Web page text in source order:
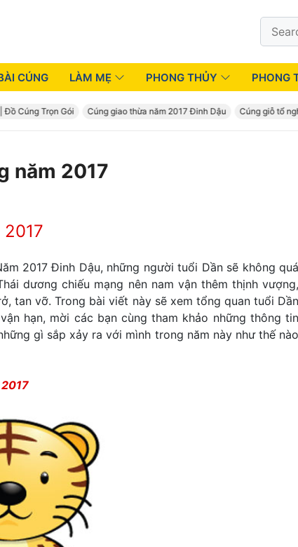
Search
for:
CÚNG LÀM MẸ PHONG THỦY PHONG
Trọn Gói Cúng giao thừa năm 2017 Đinh Dậu Cúng giỗ tổ nghề
năm 2017
2017 Đinh Dậu, những người tuổi Dần sẽ không quá
dương chiếu mạng nên nam vận thêm thịnh vượng,
tan vỡ. Trong bài viết này sẽ xem tổng quan tuổi Dần
hạn, mời các bạn cùng tham khảo những thông tin
gì sắp xảy ra với mình trong năm này như thế nào